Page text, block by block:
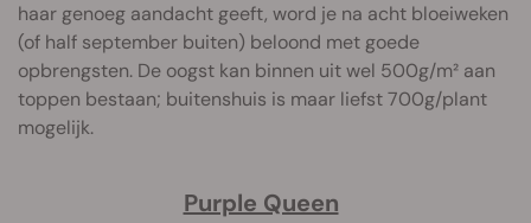
haar genoeg aandacht geeft, word je na acht bloeiweken
(of half september buiten) beloond met goede
opbrengsten. De oogst kan binnen uit wel 500g/m² aan
toppen bestaan; buitenshuis is maar liefst 700g/plant
mogelijk.
Purple Queen